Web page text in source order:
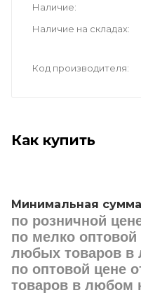
Наличие
Наличие на складах
Код производителя
Как купить
Минимальная сумма
по розничной
по мелко
любых товаров в
по оптовой цене
товаров в любом